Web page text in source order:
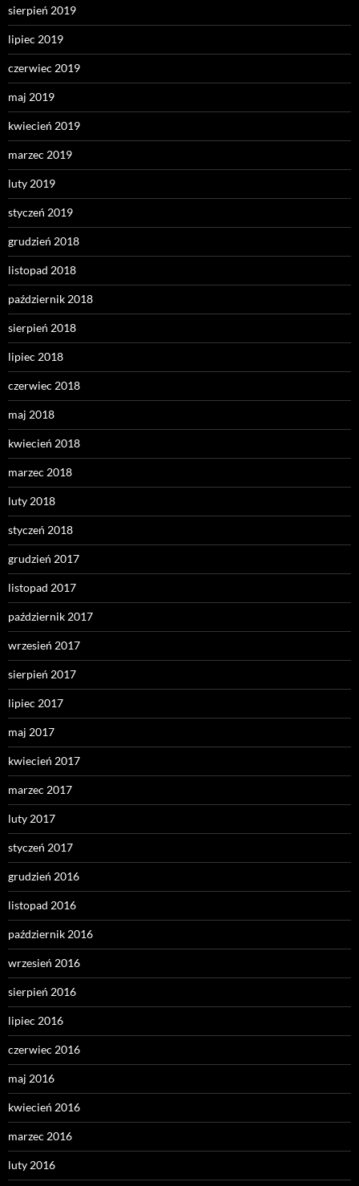
sierpień 2019
lipiec 2019
czerwiec 2019
maj 2019
kwiecień 2019
marzec 2019
luty 2019
styczeń 2019
grudzień 2018
listopad 2018
październik 2018
sierpień 2018
lipiec 2018
czerwiec 2018
maj 2018
kwiecień 2018
marzec 2018
luty 2018
styczeń 2018
grudzień 2017
listopad 2017
październik 2017
wrzesień 2017
sierpień 2017
lipiec 2017
maj 2017
kwiecień 2017
marzec 2017
luty 2017
styczeń 2017
grudzień 2016
listopad 2016
październik 2016
wrzesień 2016
sierpień 2016
lipiec 2016
czerwiec 2016
maj 2016
kwiecień 2016
marzec 2016
luty 2016